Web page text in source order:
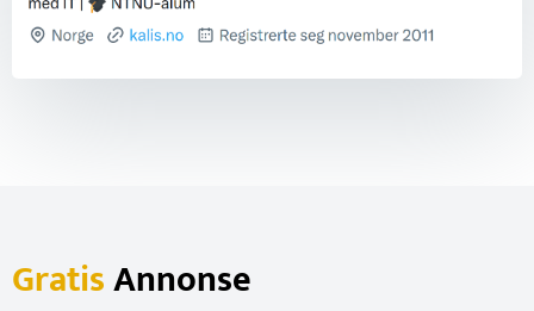
GratisAnnonse